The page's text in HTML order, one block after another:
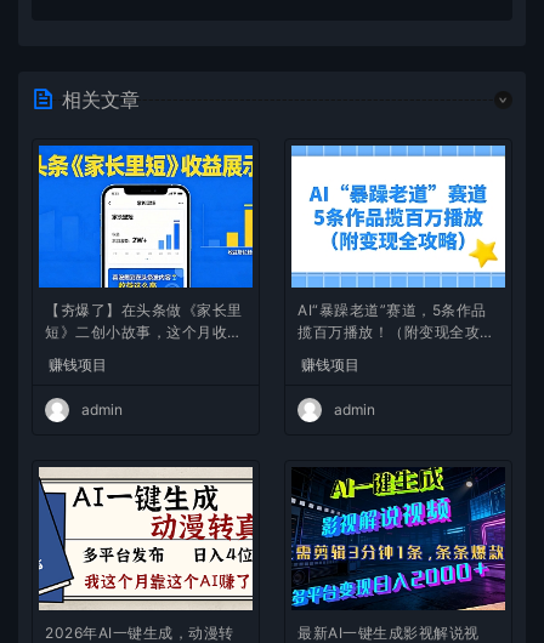
相关文章
【夯爆了】在头条做《家长里
短》二创小故事，这个月收益
2w+
赚钱项目
admin
AI“暴躁老道”赛道，5条作品
揽百万播放！（附变现全攻
略）
赚钱项目
admin
2026年AI一键生成，动漫转
最新AI一键生成影视解说视